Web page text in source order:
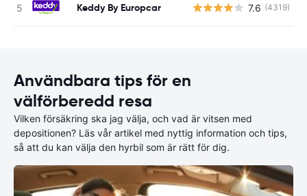
Keddy By Europcar 7.6 (4319)
Användbara tips för en
välförberedd resa
Vilken försäkring ska jag välja, och vad är vitsen med
depositionen? Läs vår artikel med nyttig information och tips,
så att du kan välja den hyrbil som är rätt för dig.